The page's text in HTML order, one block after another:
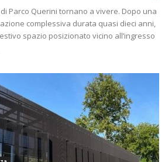
Parco Querini tornano a vivere. Dopo una
complessiva durata quasi dieci anni,
spazio posizionato vicino all’ingresso